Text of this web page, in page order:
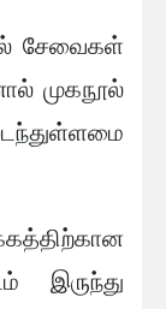
சேவைகள்
முகநூல்
இருந்து